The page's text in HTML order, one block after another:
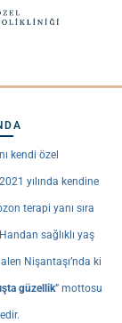
kendi özel
yılında kendine
terapi yanı sıra
sağlıklı yaş
Nişantaşı’nda ki
güzellik” mottosu